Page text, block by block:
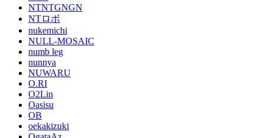
NTNTGNGN
NTロボ
nukemichi
NULL-MOSAIC
numb leg
nunnya
NUWARU
O.RI
O2Lin
Oasisu
OB
oekakizuki